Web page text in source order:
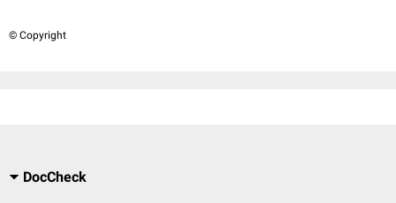
© Copyright
DocCheck